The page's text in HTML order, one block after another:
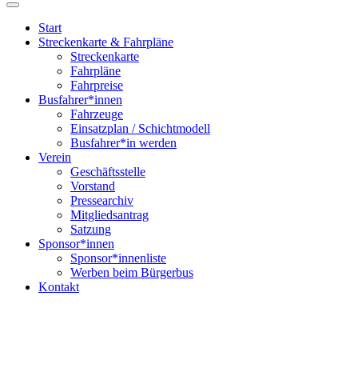
Start
Streckenkarte & Fahrpläne
Streckenkarte
Fahrpläne
Fahrpreise
Busfahrer*innen
Fahrzeuge
Einsatzplan / Schichtmodell
Busfahrer*in werden
Verein
Geschäftsstelle
Vorstand
Pressearchiv
Mitgliedsantrag
Satzung
Sponsor*innen
Sponsor*innenliste
Werben beim Bürgerbus
Kontakt